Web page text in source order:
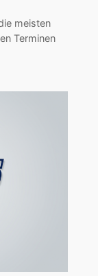
meisten
Terminen